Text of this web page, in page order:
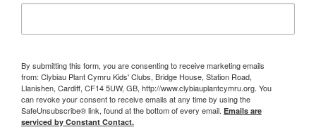
By submitting this form, you are consenting to receive marketing emails
from: Clybiau Plant Cymru Kids' Clubs, Bridge House, Station Road,
Llanishen, Cardiff, CF14 5UW, GB, http://www.clybiauplantcymru.org. You
can revoke your consent to receive emails at any time by using the
SafeUnsubscribe® link, found at the bottom of every email. Emails are
serviced by Constant Contact.